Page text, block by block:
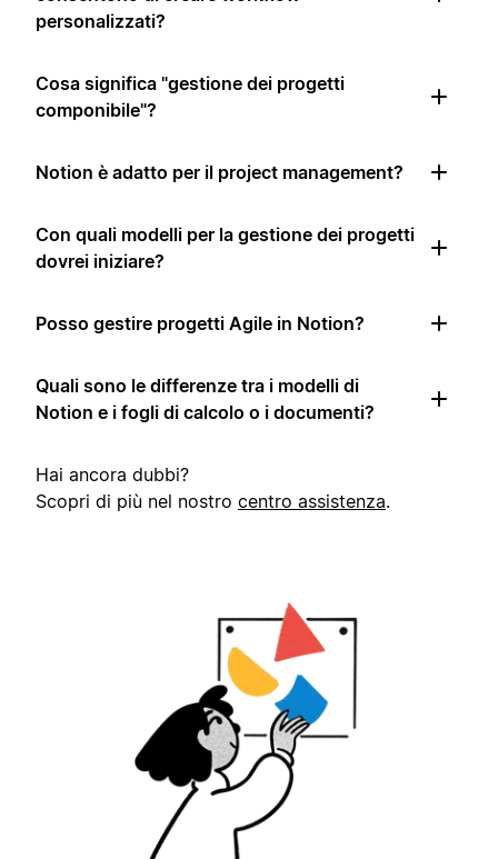
personalizzati?
Cosa significa "gestione dei progetti
componibile"?
Notion è adatto per il project management?
Con quali modelli per la gestione dei progetti
dovrei iniziare?
Posso gestire progetti Agile in Notion?
Quali sono le differenze tra i modelli di
Notion e i fogli di calcolo o i documenti?
Hai ancora dubbi?
Scopri di più nel nostro centro assistenza.